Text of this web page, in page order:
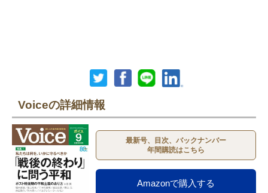
Voiceの詳細情報
最新号、目次、バックナンバー
年間購読はこちら
Amazonで購入する